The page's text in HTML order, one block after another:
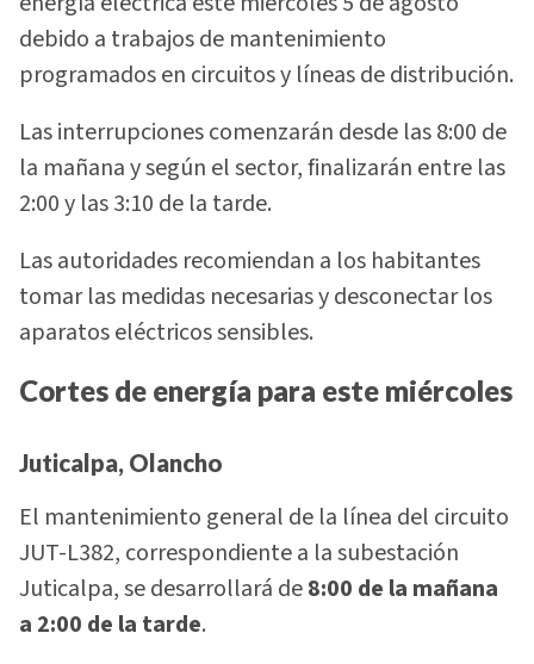
debido a trabajos de mantenimiento
programados en circuitos y líneas de distribución.
Las interrupciones comenzarán desde las 8:00 de
la mañana y según el sector, finalizarán entre las
2:00 y las 3:10 de la tarde.
Las autoridades recomiendan a los habitantes
tomar las medidas necesarias y desconectar los
aparatos eléctricos sensibles.
Cortes de energía para este miércoles
Juticalpa, Olancho
El mantenimiento general de la línea del circuito
JUT-L382, correspondiente a la subestación
Juticalpa, se desarrollará de8:00 de la mañana
a 2:00 de la tarde.